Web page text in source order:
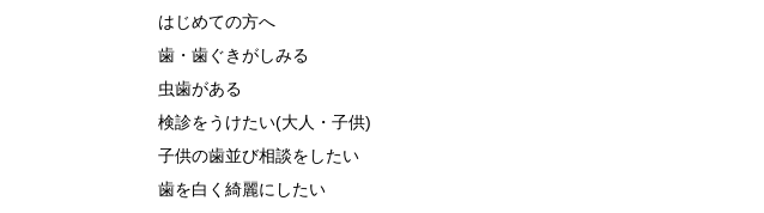
はじめての方へ
歯・歯ぐきがしみる
虫歯がある
検診をうけたい(大人・子供)
子供の歯並び相談をしたい
歯を白く綺麗にしたい